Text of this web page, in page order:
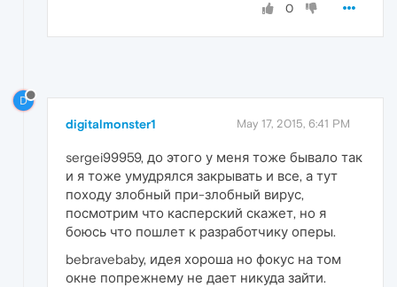
0
D
digitalmonster1 May 17, 2015, 6:41 PM
sergei99959, до этого у меня тоже бывало так
и я тоже умудрялся закрывать и все, а тут
походу злобный при-злобный вирус,
посмотрим что касперский скажет, но я
боюсь что пошлет к разработчику оперы.
bebravebaby, идея хороша но фокус на том
окне попрежнему не дает никуда зайти.